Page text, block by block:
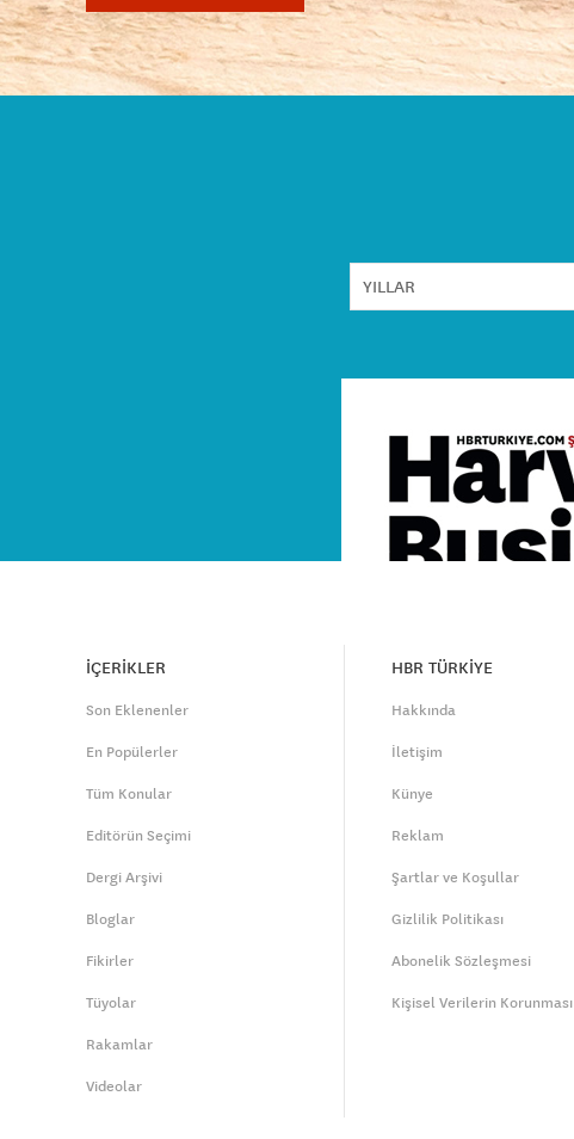
İÇERİKLER
Son Eklenenler
En Popülerler
Tüm Konular
Editörün Seçimi
Dergi Arşivi
Bloglar
Fikirler
Tüyolar
Rakamlar
Videolar
HBR TÜRKİYE
Hakkında
İletişim
Künye
Reklam
Şartlar ve Koşullar
Gizlilik Politikası
Abonelik Sözleşmesi
Kişisel Verilerin Korunması